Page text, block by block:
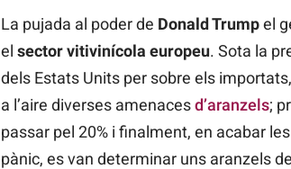
La pujada al poder de Donald Trumpel
el sector vitivinícola europeu. Sota la
dels Estats Units per sobre els
a l’aire diverses amenacesd’aranzels;
passar pel 20% i finalment, en acabar
pànic, es van determinar uns aranzels